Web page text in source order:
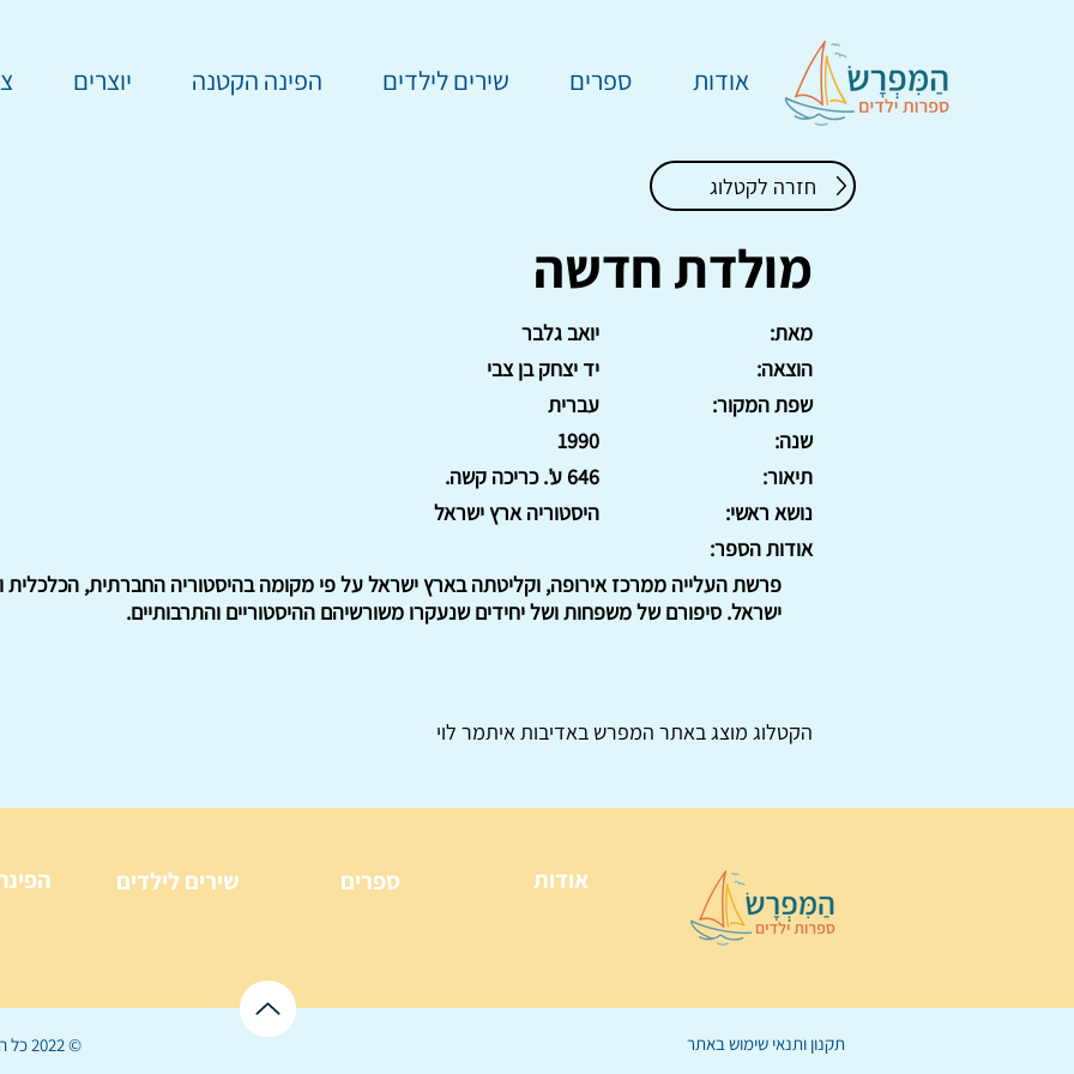
אודות ספרים שירים לילדים הפינה הקטנה יוצרים
חזרה לקטלוג
מולדת חדשה
יואב גלבר
מאת:
יד יצחק בן צבי
הוצאה:
עברית
שפת המקור:
1990
שנה:
646 ע'. כריכה קשה.
תיאור:
היסטוריה ארץ ישראל
נושא ראשי:
אודות הספר:
פרשת העלייה ממרכז אירופה, וקליטתה בארץ ישראל על פי מקומה בהיסטוריה החברתית, הכלכלית
ישראל. סיפורם של משפחות ושל יחידים שנעקרו משורשיהם ההיסטוריים והתרבותיים.
הקטלוג מוצג באתר המפרש באדיבות איתמר לוי
שירים לילדים ספרים אודות
© 2022 כל הזכויות שמורות ל תקנון ותנאי שימוש באתר